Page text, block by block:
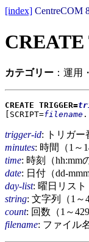
[index] CentreCOM
カテゴリー ：運用
CREATE TRIGGER=
[SCRIPT=filename
trigger-id: トリガー
minutes: 時間（1～
time: 時刻（hh:mm
date: 日付（dd-
day-list: 曜日リス
string: 文字列（1～
count: 回数（1～
filename: ファイル